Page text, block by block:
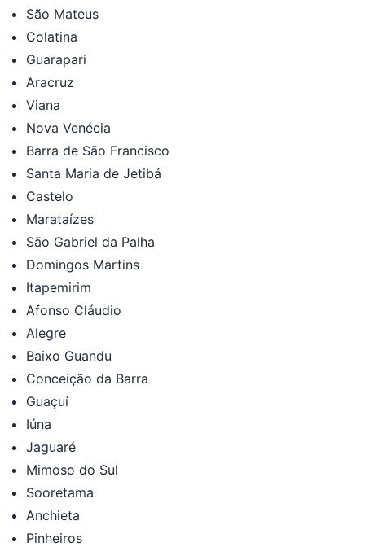
São Mateus
Colatina
Guarapari
Aracruz
Viana
Nova Venécia
Barra de São Francisco
Santa Maria de Jetibá
Castelo
Marataízes
São Gabriel da Palha
Domingos Martins
Itapemirim
Afonso Cláudio
Alegre
Baixo Guandu
Conceição da Barra
Guaçuí
Iúna
Jaguaré
Mimoso do Sul
Sooretama
Anchieta
Pinheiros